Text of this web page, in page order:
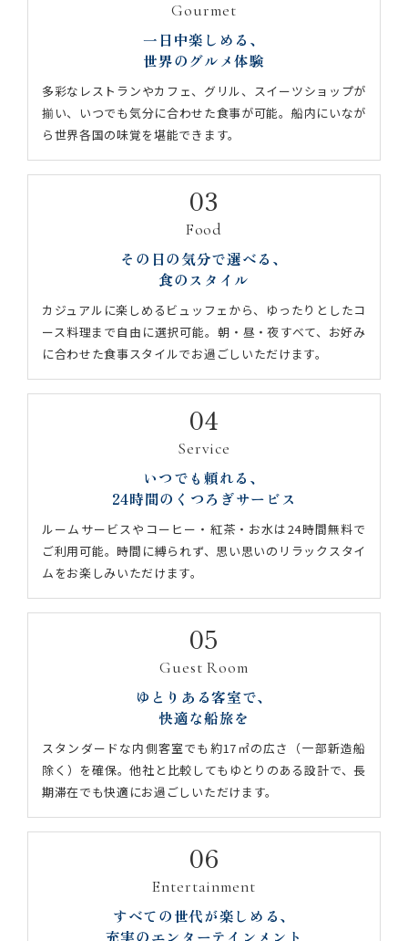
Gourmet
一日中楽しめる、
世界のグルメ体験
多彩なレストランやカフェ、グリル、スイーツショップが
揃い、いつでも気分に合わせた食事が可能。船内にいなが
ら世界各国の味覚を堪能できます。
03
Food
その日の気分で選べる、
食のスタイル
カジュアルに楽しめるビュッフェから、ゆったりとしたコ
ース料理まで自由に選択可能。朝・昼・夜すべて、お好み
に合わせた食事スタイルでお過ごしいただけます。
04
Service
いつでも頼れる、
24時間のくつろぎサービス
ルームサービスやコーヒー・紅茶・お水は24時間無料で
ご利用可能。時間に縛られず、思い思いのリラックスタイ
ムをお楽しみいただけます。
05
Guest Room
ゆとりある客室で、
快適な船旅を
スタンダードな内側客室でも約17㎡の広さ（一部新造船
除く）を確保。他社と比較してもゆとりのある設計で、長
期滞在でも快適にお過ごしいただけます。
06
Entertainment
すべての世代が楽しめる、